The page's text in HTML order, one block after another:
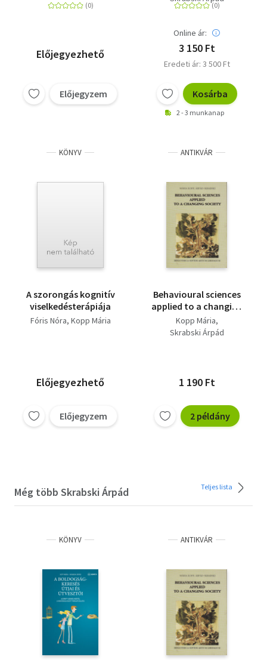
Előjegyezhető
Előjegyzem
párkapcsolatig
Online ár:
3 150 Ft
Eredeti ár: 3 500 Ft
Kosárba
2 - 3 munkanap
KÖNYV
A szorongás kognitív
viselkedésterápiája
Fóris Nóra Kopp Mária
Előjegyezhető
Előjegyzem
ANTIKVÁR
Behavioural sciences
applied to a changing
society
Kopp Mária
Skrabski Árpád
1 190 Ft
2 példány
Még több Skrabski Árpád Teljes lista
KÖNYV ANTIKVÁR